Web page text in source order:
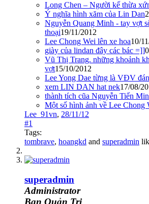
Long Chen – Người kế thừa
Ý nghĩa hình xăm của Lin Dan
Nguyễn Quang Minh - tay vợt
thoại19/11/2012
Lee Chong Wei lên xe hoa10/
giày của lindan đây các bác =]]
Vũ Thị Trang. những khoảnh
vợt15/10/2012
Lee Yong Dae từng là VĐV
xem LIN DAN hat nek17/08/
thành tích cũa Nguyễn Tiến
Một số hình ảnh về Lee Chong
Lee_91vn, 28/11/12
#1
Tags:
tombrave, hoangkd and superadmin
superadmin
Administrator
Ban Quản Trị